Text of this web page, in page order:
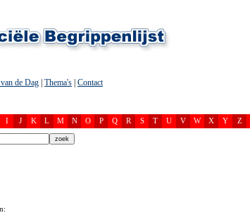
de Dag Thema's Contact
I J K L M N O P Q R S T U V W X Y Z